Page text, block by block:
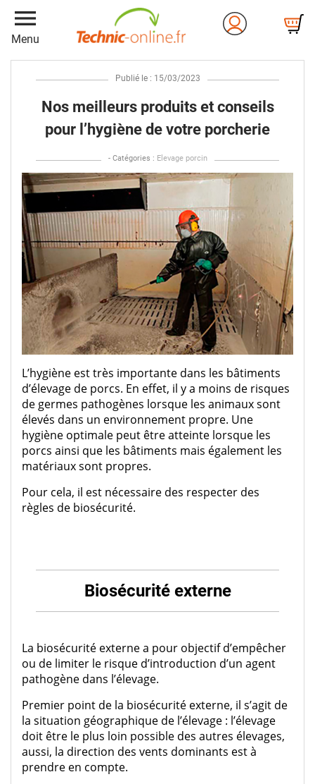
menu
Menu
Publié le : 15/03/2023
Nos meilleurs produits et conseils
pour l’hygiène de votre porcherie
- Catégories : Elevage porcin
L’hygiène est très importante dans les bâtiments
d’élevage de porcs. En effet, il y a moins de risques
de germes pathogènes lorsque les animaux sont
élevés dans un environnement propre. Une
hygiène optimale peut être atteinte lorsque les
porcs ainsi que les bâtiments mais également les
matériaux sont propres.
Pour cela, il est nécessaire des respecter des
règles de biosécurité.
Biosécurité externe
La biosécurité externe a pour objectif d’empêcher
ou de limiter le risque d’introduction d’un agent
pathogène dans l’élevage.
Premier point de la biosécurité externe, il s’agit de
la situation géographique de l’élevage : l’élevage
doit être le plus loin possible des autres élevages,
aussi, la direction des vents dominants est à
prendre en compte.